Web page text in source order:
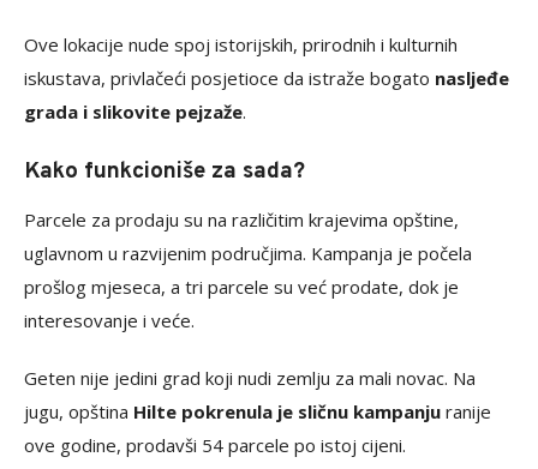
Ove lokacije nude spoj istorijskih, prirodnih i kulturnih
iskustava, privlačeći posjetioce da istraže bogato nasljeđe
grada i slikovite pejzaže.
Kako funkcioniše za sada?
Parcele za prodaju su na različitim krajevima opštine,
uglavnom u razvijenim područjima. Kampanja je počela
prošlog mjeseca, a tri parcele su već prodate, dok je
interesovanje i veće.
Geten nije jedini grad koji nudi zemlju za mali novac. Na
jugu, opština Hilte pokrenula je sličnu kampanju ranije
ove godine, prodavši 54 parcele po istoj cijeni.